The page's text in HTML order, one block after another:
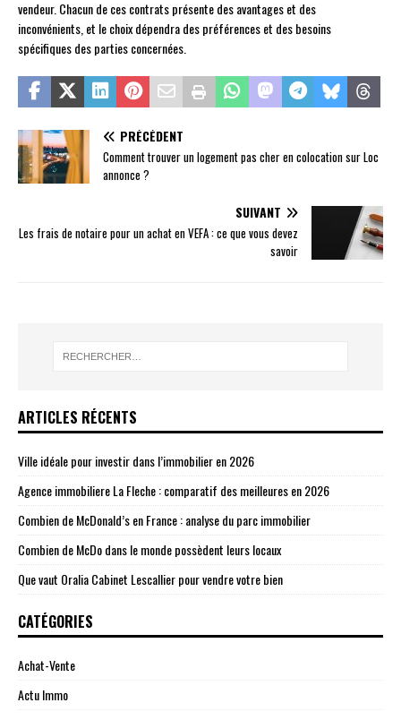
vendeur. Chacun de ces contrats présente des avantages et des
inconvénients, et le choix dépendra des préférences et des besoins
spécifiques des parties concernées.
PRÉCÉDENT
Comment trouver un logement pas cher en colocation sur Loc
annonce ?
SUIVANT
Les frais de notaire pour un achat en VEFA : ce que vous devez
savoir
ARTICLES RÉCENTS
Ville idéale pour investir dans l’immobilier en 2026
Agence immobiliere La Fleche : comparatif des meilleures en 2026
Combien de McDonald’s en France : analyse du parc immobilier
Combien de McDo dans le monde possèdent leurs locaux
Que vaut Oralia Cabinet Lescallier pour vendre votre bien
CATÉGORIES
Achat-Vente
Actu Immo